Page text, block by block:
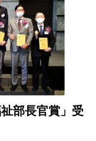
部長官賞」受